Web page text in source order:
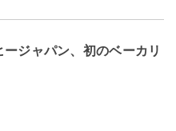
ージャパン、初のベーカリ